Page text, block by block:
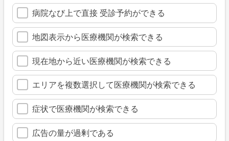
病院なび上で直接 受診予約ができる
地図表示から医療機関が検索できる
現在地から近い医療機関が検索できる
エリアを複数選択して医療機関が検索できる
症状で医療機関が検索できる
広告の量が過剰である